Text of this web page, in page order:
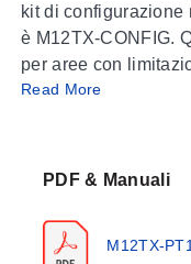
kit di configurazione
è M12TX-CONFIG.
per aree con
connessioni a testa
integrata permette
Specifiche
Read More
PDF & Manuali
M12TX-